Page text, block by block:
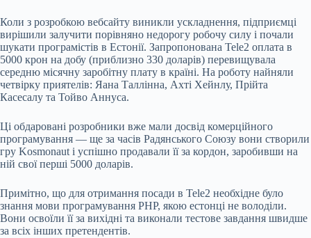
Коли з розробкою вебсайту виникли ускладнення, підприємці
вирішили залучити порівняно недорогу робочу силу і почали
шукати програмістів в Естонії. Запропонована Tele2 оплата в
5000 крон на добу (приблизно 330 доларів) перевищувала
середню місячну заробітну плату в країні. На роботу найняли
четвірку приятелів: Яана Таллінна, Ахті Хейнлу, Прійта
Касесалу та Тойво Аннуса.
Ці обдаровані розробники вже мали досвід комерційного
програмування — ще за часів Радянського Союзу вони створили
гру Kosmonaut і успішно продавали її за кордон, заробивши на
ній свої перші 5000 доларів.
Примітно, що для отримання посади в Tele2 необхідне було
знання мови програмування PHP, якою естонці не володіли.
Вони освоїли її за вихідні та виконали тестове завдання швидше
за всіх інших претендентів.